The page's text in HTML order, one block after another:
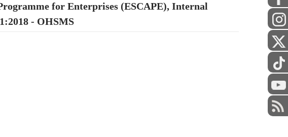
for Enterprises (ESCAPE), Internal
- OHSMS